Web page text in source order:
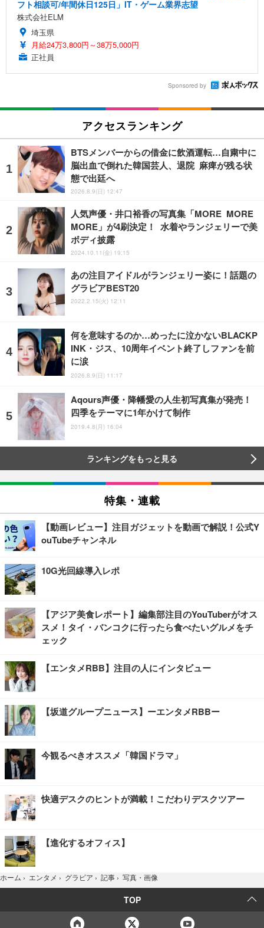
フト相談可/年間休日125日」IT・ゲーム業界志望
株式会社ELM
埼玉県
月給24万3,800円～38万5,000円
正社員
Sponsored by
アクセスランキング
BTSメンバーからの借金に飲酒運転…自粛中に
脳出血で倒れた韓国芸人、退院 麻痺が残る状
態で出廷へ
2026.8.9(日) 12:47
人気声優・井口裕香の写真集「MORE MORE
MORE」が4刷決定！ 水着やランジェリーで美
ボディ披露
2024.10.11(金) 19:15
あの注目アイドルがランジェリー姿に！話題の
グラビアBEST20
2022.2.15(火) 12:11
何を意味するのか…めったに泣かないBLACKP
INK・ジス、10周年イベント終了しファンを前
に涙
2026.8.9(日) 11:17
Aqours声優・降幡愛の人生初写真集が発売！
四季をテーマに1年かけて制作
2019.4.8(月) 16:04
ランキングをもっと見る
特集・連載
【動画レビュー】注目ガジェットを動画で解説！公式Y
ouTubeチャンネル
10G光回線導入レポ
【アジア美食レポート】編集部注目のYouTuberがオス
スメ！タイ・バンコクに行ったら食べたいグルメをチ
ェック
【エンタメRBB】注目の人にインタビュー
【坂道グループニュース】ーエンタメRBBー
今観るべきオススメ「韓国ドラマ」
快適デスクのヒントが満載！こだわりデスクツアー
【進化するオフィス】
ホーム › エンタメ › グラビア › 記事 › 写真・画像
TOP